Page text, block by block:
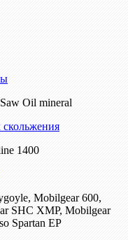
Oil mineral
1400
Mobilgear 600,
SHC XMP, Mobilgear
Spartan EP